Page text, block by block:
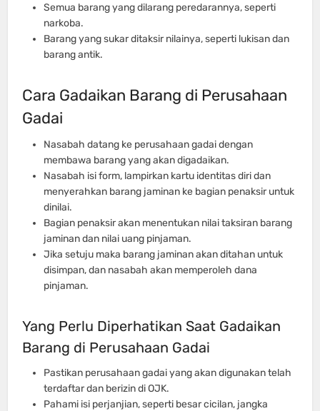
Semua barang yang dilarang peredarannya, seperti
narkoba.
Barang yang sukar ditaksir nilainya, seperti lukisan dan
barang antik.
Cara Gadaikan Barang di Perusahaan
Gadai
Nasabah datang ke perusahaan gadai dengan
membawa barang yang akan digadaikan.
Nasabah isi form, lampirkan kartu identitas diri dan
menyerahkan barang jaminan ke bagian penaksir untuk
dinilai.
Bagian penaksir akan menentukan nilai taksiran barang
jaminan dan nilai uang pinjaman.
Jika setuju maka barang jaminan akan ditahan untuk
disimpan, dan nasabah akan memperoleh dana
pinjaman.
Yang Perlu Diperhatikan Saat Gadaikan
Barang di Perusahaan Gadai
Pastikan perusahaan gadai yang akan digunakan telah
terdaftar dan berizin di OJK.
Pahami isi perjanjian, seperti besar cicilan, jangka